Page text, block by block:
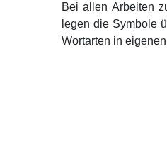
Bei allen Arbeiten
legen die Symbole
Wortarten in